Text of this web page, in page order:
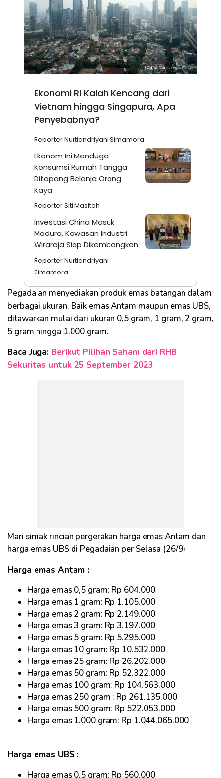
Ekonomi RI Kalah Kencang dari
Vietnam hingga Singapura, Apa
Penyebabnya?
Reporter Nurtiandriyani Simamora
Ekonom Ini Menduga
Konsumsi Rumah Tangga
Ditopang Belanja Orang
Kaya
Reporter Siti Masitoh
Investasi China Masuk
Madura, Kawasan Industri
Wiraraja Siap Dikembangkan
Reporter Nurtiandriyani
Simamora
Pegadaian menyediakan produk emas batangan dalam
berbagai ukuran. Baik emas Antam maupun emas UBS,
ditawarkan mulai dari ukuran 0,5 gram, 1 gram, 2 gram,
5 gram hingga 1.000 gram.
Baca Juga: Berikut Pilihan Saham dari RHB
Sekuritas untuk 25 September 2023
Mari simak rincian pergerakan harga emas Antam dan
harga emas UBS di Pegadaian per Selasa (26/9)
Harga emas Antam :
Harga emas 0,5 gram: Rp 604.000
Harga emas 1 gram: Rp 1.105.000
Harga emas 2 gram: Rp 2.149.000
Harga emas 3 gram: Rp 3.197.000
Harga emas 5 gram: Rp 5.295.000
Harga emas 10 gram: Rp 10.532.000
Harga emas 25 gram: Rp 26.202.000
Harga emas 50 gram: Rp 52.322.000
Harga emas 100 gram: Rp 104.563.000
Harga emas 250 gram : Rp 261.135.000
Harga emas 500 gram: Rp 522.053.000
Harga emas 1.000 gram: Rp 1.044.065.000
Harga emas UBS :
Harga emas 0,5 gram: Rp 560.000